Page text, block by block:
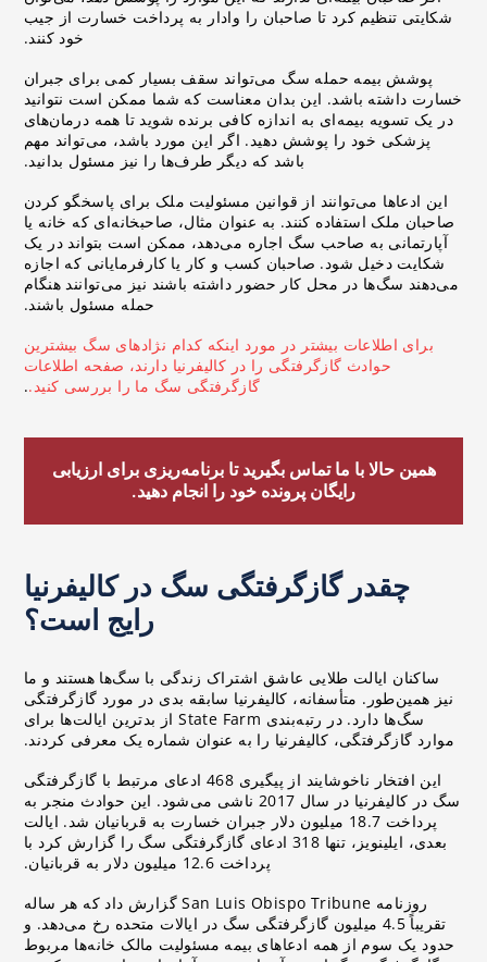
شکایتی تنظیم کرد تا صاحبان را وادار به پرداخت خسارت از جیب
خود کنند.
پوشش بیمه حمله سگ می‌تواند سقف بسیار کمی برای جبران
خسارت داشته باشد. این بدان معناست که شما ممکن است نتوانید
در یک تسویه بیمه‌ای به اندازه کافی برنده شوید تا همه درمان‌های
پزشکی خود را پوشش دهید. اگر این مورد باشد، می‌تواند مهم
باشد که دیگر طرف‌ها را نیز مسئول بدانید.
این ادعاها می‌توانند از قوانین مسئولیت ملک برای پاسخگو کردن
صاحبان ملک استفاده کنند. به عنوان مثال، صاحبخانه‌ای که خانه یا
آپارتمانی به صاحب سگ اجاره می‌دهد، ممکن است بتواند در یک
شکایت دخیل شود. صاحبان کسب و کار یا کارفرمایانی که اجازه
می‌دهند سگ‌ها در محل کار حضور داشته باشند نیز می‌توانند هنگام
حمله مسئول باشند.
برای اطلاعات بیشتر در مورد اینکه کدام نژادهای سگ بیشترین
حوادث گازگرفتگی را در کالیفرنیا دارند، صفحه اطلاعات
گازگرفتگی سگ ما را بررسی کنید..
همین حالا با ما تماس بگیرید تا برنامه‌ریزی برای ارزیابی
رایگان پرونده خود را انجام دهید.
چقدر گازگرفتگی سگ در کالیفرنیا
رایج است؟
ساکنان ایالت طلایی عاشق اشتراک زندگی با سگ‌ها هستند و ما
نیز همین‌طور. متأسفانه، کالیفرنیا سابقه بدی در مورد گازگرفتگی
سگ‌ها دارد. در رتبه‌بندی State Farm از بدترین ایالت‌ها برای
موارد گازگرفتگی، کالیفرنیا را به عنوان شماره یک معرفی کردند.
این افتخار ناخوشایند از پیگیری 468 ادعای مرتبط با گازگرفتگی
سگ در کالیفرنیا در سال 2017 ناشی می‌شود. این حوادث منجر به
پرداخت 18.7 میلیون دلار جبران خسارت به قربانیان شد. ایالت
بعدی، ایلینویز، تنها 318 ادعای گازگرفتگی سگ را گزارش کرد با
پرداخت 12.6 میلیون دلار به قربانیان.
روزنامه San Luis Obispo Tribune گزارش داد که هر ساله
تقریباً 4.5 میلیون گازگرفتگی سگ در ایالات متحده رخ می‌دهد. و
حدود یک سوم از همه ادعاهای بیمه مسئولیت مالک خانه‌ها مربوط